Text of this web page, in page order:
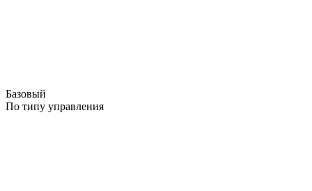
Базовый
По типу управления